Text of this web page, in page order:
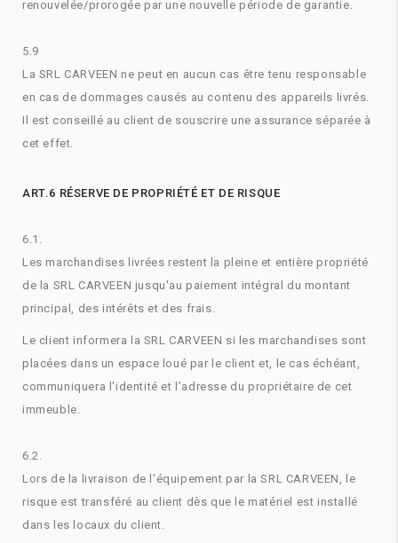
renouvelée/prorogée par une nouvelle période de garantie.
5.9
La SRL CARVEEN ne peut en aucun cas être tenu responsable
en cas de dommages causés au contenu des appareils livrés.
Il est conseillé au client de souscrire une assurance séparée à
cet effet.
ART.6 RÉSERVE DE PROPRIÉTÉ ET DE RISQUE
6.1.
Les marchandises livrées restent la pleine et entière propriété
de la SRL CARVEEN jusqu'au paiement intégral du montant
principal, des intérêts et des frais.
Le client informera la SRL CARVEEN si les marchandises sont
placées dans un espace loué par le client et, le cas échéant,
communiquera l'identité et l’adresse du propriétaire de cet
immeuble.
6.2.
Lors de la livraison de l'équipement par la SRL CARVEEN, le
risque est transféré au client dès que le matériel est installé
dans les locaux du client.